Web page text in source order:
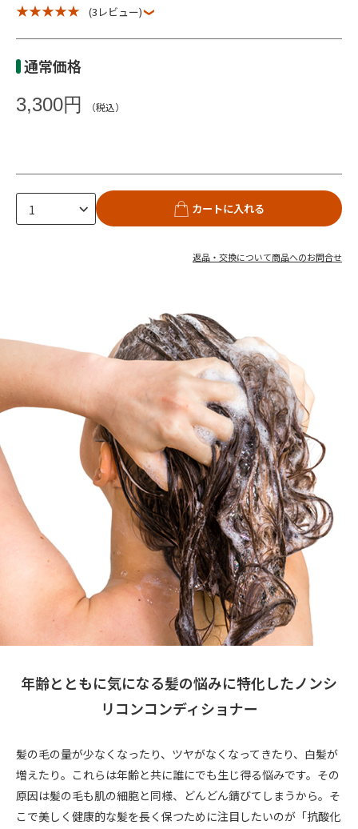
★ ★ ★ ★ ★
(3レビュー)
通常価格
3,300円 （税込）
カートに入れる
返品・交換について商品へのお問合せ
年齢とともに気になる髪の悩みに特化したノンシ
リコンコンディショナー
髪の毛の量が少なくなったり、ツヤがなくなってきたり、白髪が
増えたり。これらは年齢と共に誰にでも生じ得る悩みです。その
原因は髪の毛も肌の細胞と同様、どんどん錆びてしまうから。そ
こで美しく健康的な髪を長く保つために注目したいのが「抗酸化